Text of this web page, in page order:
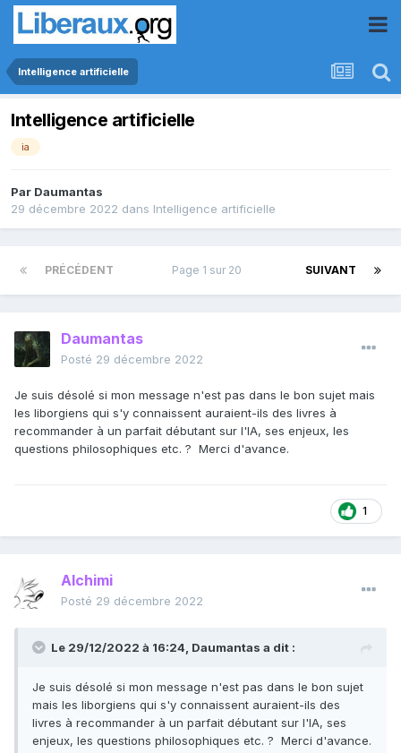
Intelligence artificielle
Intelligence artificielle
ia
Par Daumantas
29 décembre 2022 dans Intelligence artificielle
PRÉCÉDENT SUIVANT
Page 1 sur 20
Daumantas
Posté 29 décembre 2022
Je suis désolé si mon message n'est pas dans le bon sujet mais
les liborgiens qui s'y connaissent auraient-ils des livres à
recommander à un parfait débutant sur l'IA, ses enjeux, les
questions philosophiques etc. ? Merci d'avance.
1
Alchimi
Posté 29 décembre 2022
Le 29/12/2022 à 16:24, Daumantas a dit :
Je suis désolé si mon message n'est pas dans le bon sujet
mais les liborgiens qui s'y connaissent auraient-ils des
livres à recommander à un parfait débutant sur l'IA, ses
enjeux, les questions philosophiques etc. ? Merci d'avance.